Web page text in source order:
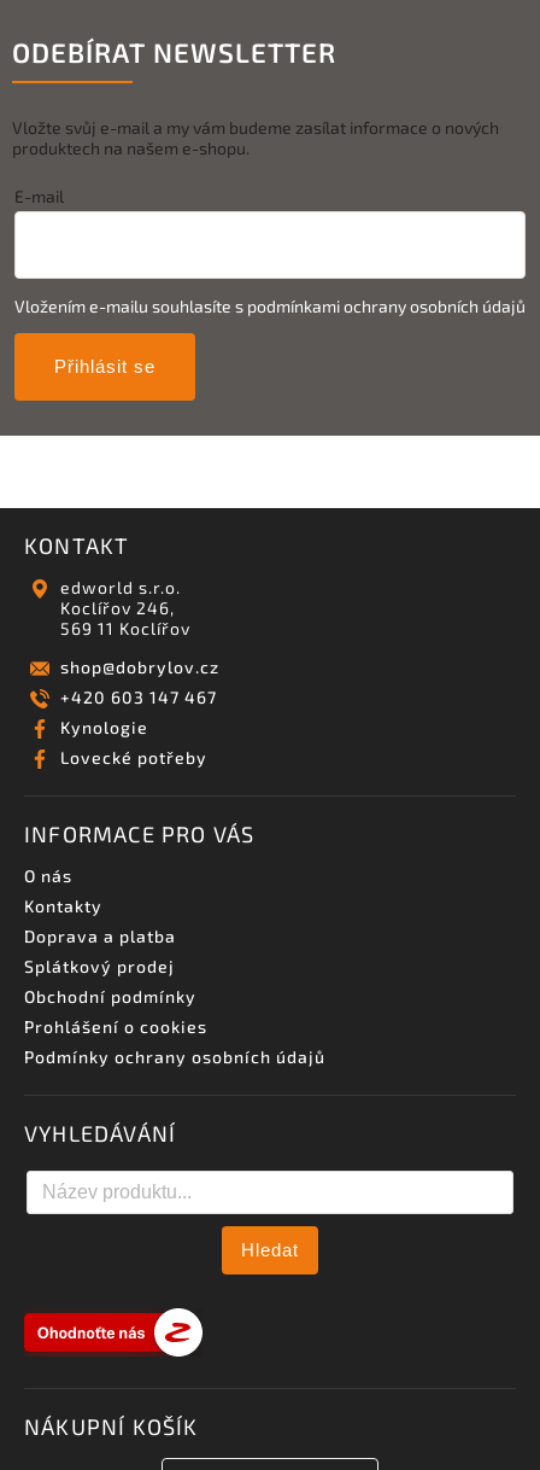
ODEBÍRAT NEWSLETTER
Vložte svůj e-mail a my vám budeme zasílat informace o nových
produktech na našem e-shopu.
E-mail
Vložením e-mailu souhlasíte s podmínkami ochrany osobních údajů
Přihlásit se
KONTAKT
edworld s.r.o.
Koclířov 246,
569 11 Koclířov
shop@dobrylov.cz
+420 603 147 467
Kynologie
Lovecké potřeby
INFORMACE PRO VÁS
O nás
Kontakty
Doprava a platba
Splátkový prodej
Obchodní podmínky
Prohlášení o cookies
Podmínky ochrany osobních údajů
VYHLEDÁVÁNÍ
Hledat
NÁKUPNÍ KOŠÍK